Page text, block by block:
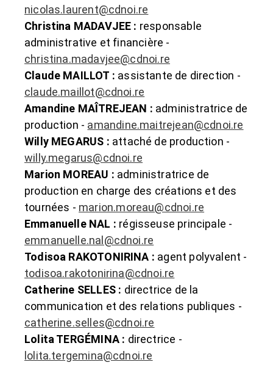
nicolas.laurent@cdnoi.re
Christina MADAVJEE : responsable
administrative et financière -
christina.madavjee@cdnoi.re
Claude MAILLOT : assistante de direction -
claude.maillot@cdnoi.re
Amandine MAÎTREJEAN : administratrice de
production - amandine.maitrejean@cdnoi.re
Willy MEGARUS : attaché de production -
willy.megarus@cdnoi.re
Marion MOREAU : administratrice de
production en charge des créations et des
tournées - marion.moreau@cdnoi.re
Emmanuelle NAL : régisseuse principale -
emmanuelle.nal@cdnoi.re
Todisoa RAKOTONIRINA : agent polyvalent -
todisoa.rakotonirina@cdnoi.re
Catherine SELLES : directrice de la
communication et des relations publiques -
catherine.selles@cdnoi.re
Lolita TERGÉMINA : directrice -
lolita.tergemina@cdnoi.re